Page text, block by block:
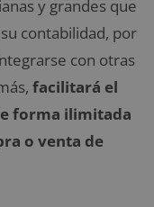
y grandes que
contabilidad, por
con otras
facilitará el
forma ilimitada
o venta de